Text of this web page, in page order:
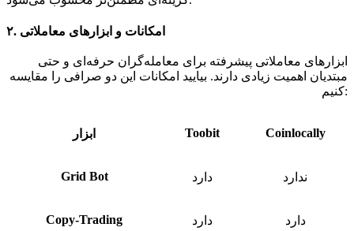
۲. امکانات و ابزارهای معاملاتی
ابزارهای معاملاتی پیشرفته برای معامله‌گران حرفه‌ای و حتی
مبتدیان اهمیت زیادی دارند. بیایید امکانات این دو صرافی را مقایسه
کنیم:
ابزار Toobit Coinlocally
Grid Bot دارد ندارد
Copy-Trading دارد دارد